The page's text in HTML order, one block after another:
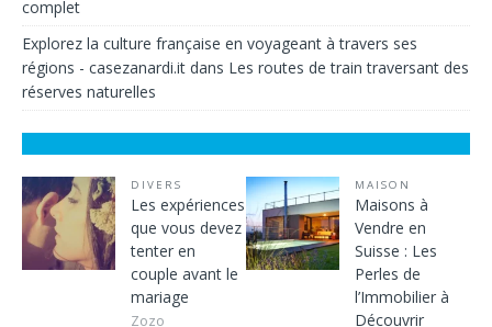
complet
Explorez la culture française en voyageant à travers ses
régions - casezanardi.it dans Les routes de train traversant des
réserves naturelles
DIVERS
Les expériences
que vous devez
tenter en
couple avant le
mariage
Zozo
MAISON
Maisons à
Vendre en
Suisse : Les
Perles de
l’Immobilier à
Découvrir